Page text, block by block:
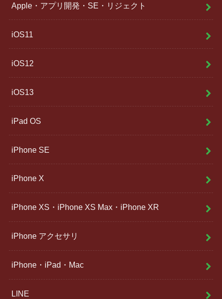
Apple・アプリ開発・SE・リジェクト
iOS11
iOS12
iOS13
iPad OS
iPhone SE
iPhone X
iPhone XS・iPhone XS Max・iPhone XR
iPhone アクセサリ
iPhone・iPad・Mac
LINE